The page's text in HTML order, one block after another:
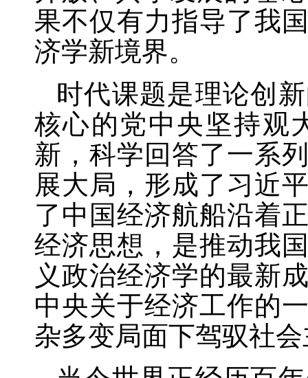
果不仅有力指导了我
济学新境界。
时代课题是理论创
核心的党中央坚持观
新，科学回答了一系
展大局，形成了习近
了中国经济航船沿着
经济思想，是推动我
义政治经济学的最新
中央关于经济工作的
杂多变局面下驾驭社